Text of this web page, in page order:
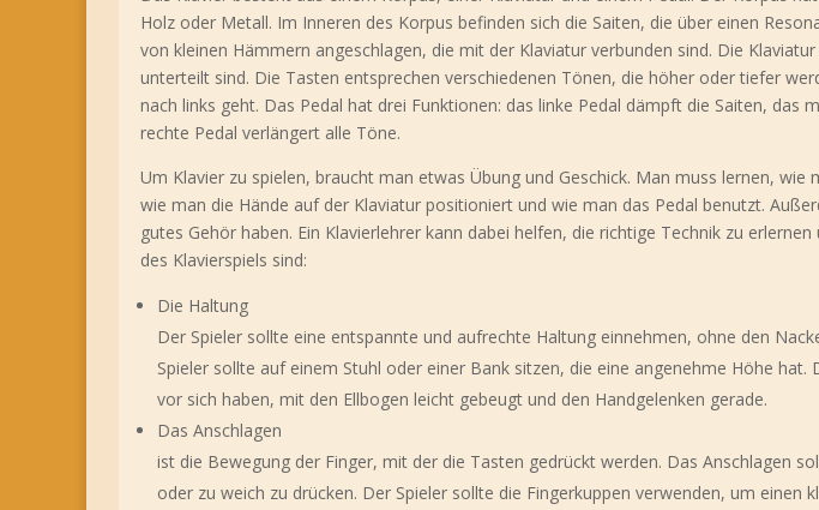
Holz oder Metall. Im Inneren des Korpus befinden sich die Saiten, die über einen
von kleinen Hämmern angeschlagen, die mit der Klaviatur verbunden sind. Die
unterteilt sind. Die Tasten entsprechen verschiedenen Tönen, die höher oder tiefer
nach links geht. Das Pedal hat drei Funktionen: das linke Pedal dämpft die Saiten, das
rechte Pedal verlängert alle Töne.
Um Klavier zu spielen, braucht man etwas Übung und Geschick. Man muss lernen, wie
wie man die Hände auf der Klaviatur positioniert und wie man das Pedal benutzt.
gutes Gehör haben. Ein Klavierlehrer kann dabei helfen, die richtige Technik zu
des Klavierspiels sind:
Die Haltung
Der Spieler sollte eine entspannte und aufrechte Haltung einnehmen, ohne den
Spieler sollte auf einem Stuhl oder einer Bank sitzen, die eine angenehme Höhe
vor sich haben, mit den Ellbogen leicht gebeugt und den Handgelenken gerade.
Das Anschlagen
ist die Bewegung der Finger, mit der die Tasten gedrückt werden. Das Anschlagen
oder zu weich zu drücken. Der Spieler sollte die Fingerkuppen verwenden, um einen